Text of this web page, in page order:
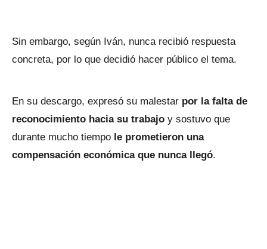
Sin embargo, según Iván, nunca recibió respuesta
concreta, por lo que decidió hacer público el tema.
En su descargo, expresó su malestar por la falta de
reconocimiento hacia su trabajo y sostuvo que
durante mucho tiempo le prometieron una
compensación económica que nunca llegó.